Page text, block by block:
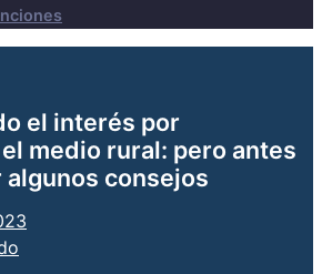
el interés por
medio rural: pero antes
algunos consejos